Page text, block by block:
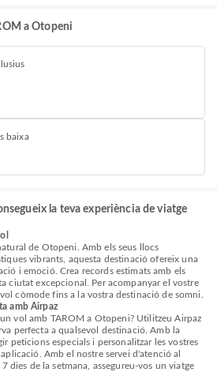
a Otopeni
baixa
la teva experiència de viatge
de Otopeni. Amb els seus llocs
vibrants, aquesta destinació ofereix una
i emoció. Crea records estimats amb els
ciutat excepcional. Per acompanyar el vostre
còmode fins a la vostra destinació de somni.
amb Airpaz
vol amb TAROM a Otopeni? Utilitzeu Airpaz
perfecta a qualsevol destinació. Amb la
peticions especials i personalitzar les vostres
Amb el nostre servei d'atenció al
dies de la setmana, assegureu-vos un viatge